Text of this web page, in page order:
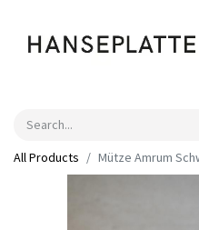
All Products Mütze Amrum